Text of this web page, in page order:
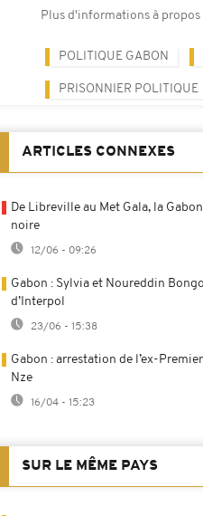
Plus d'informations à propos
POLITIQUE GABON
PRISONNIER POLITIQUE
ARTICLES CONNEXES
De Libreville au Met Gala, la
noire
12/06 - 09:26
Gabon : Sylvia et Noureddin
d’Interpol
23/06 - 15:38
Gabon : arrestation de l’ex-
Nze
16/04 - 15:23
SUR LE MÊME PAYS